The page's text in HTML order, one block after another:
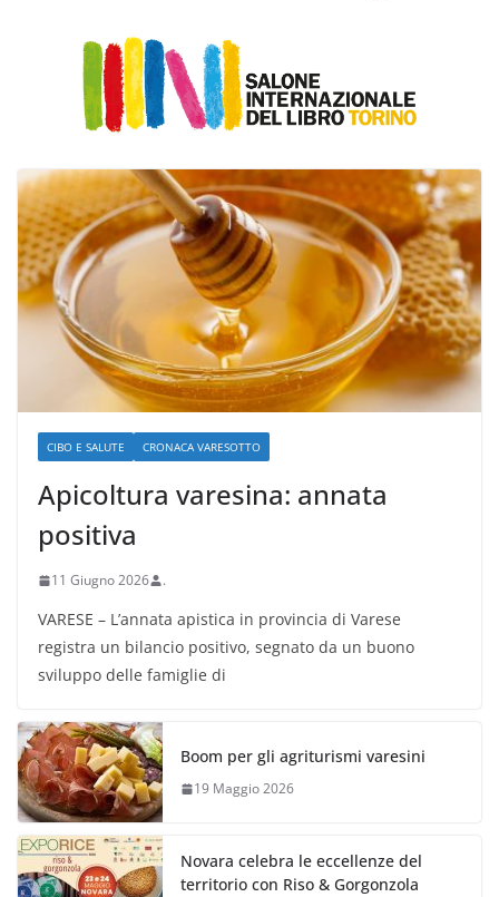
CIBO E SALUTE CRONACA VARESOTTO
Apicoltura varesina: annata
positiva
11 Giugno 2026 .
VARESE – L’annata apistica in provincia di Varese
registra un bilancio positivo, segnato da un buono
sviluppo delle famiglie di
Boom per gli agriturismi varesini
19 Maggio 2026
Novara celebra le eccellenze del
territorio con Riso & Gorgonzola